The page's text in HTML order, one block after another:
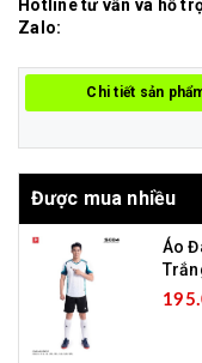
Hotline tư vấn và hỗ
Zalo:
Chi tiết sản
Được mua nhiều
Áo